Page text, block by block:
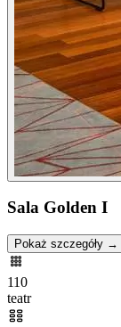
Sala Golden I
Pokaż szczegóły →
110
teatr